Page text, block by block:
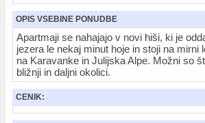
OPIS VSEBINE PONUDBE
Apartmaji se nahajajo v novi hiši, ki je
jezera le nekaj minut hoje in stoji na mirni
na Karavanke in Julijska Alpe. Možni so
bližnji in daljni okolici.
CENIK: